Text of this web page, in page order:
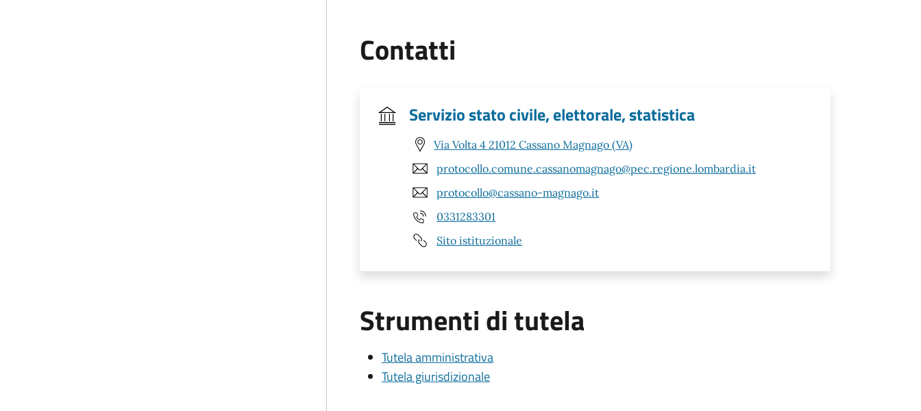
Contatti
Servizio stato civile, elettorale, statistica
Via Volta 4 21012 Cassano Magnago (VA)
protocollo.comune.cassanomagnago@pec.regione.lombardia.it
protocollo@cassano-magnago.it
0331283301
Sito istituzionale
Strumenti di tutela
Tutela amministrativa
Tutela giurisdizionale